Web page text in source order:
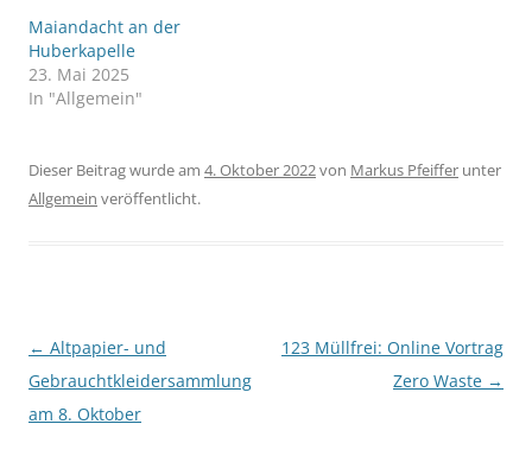
Maiandacht an der
Huberkapelle
23. Mai 2025
In "Allgemein"
Dieser Beitrag wurde am 4. Oktober 2022von Markus Pfeiffer unter
Allgemein veröffentlicht.
Beitragsnavigation
← Altpapier- und
Gebrauchtkleidersammlung
am 8. Oktober
123 Müllfrei: Online Vortrag
Zero Waste →